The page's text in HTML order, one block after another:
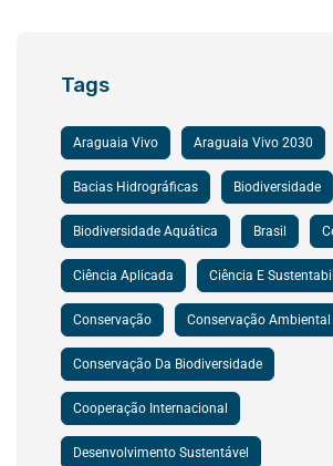
Tags
Araguaia Vivo Araguaia Vivo 2030
Bacias Hidrográficas Biodiversidade
Biodiversidade Aquática Brasil
Ciência Aplicada Ciência E
Conservação Conservação Ambiental
Conservação Da Biodiversidade
Cooperação Internacional
Desenvolvimento Sustentável